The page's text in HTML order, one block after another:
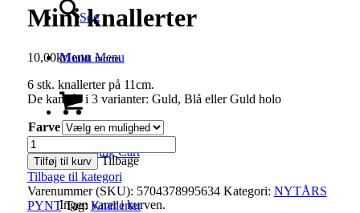
Søg
Menu Menu
0Shopping Cart
Ingen varer i kurven.
Mini knallerter
10,00kr. inkl. moms
6 stk. knallerter på 11cm.
De kan fås i 3 varianter: Guld, Blå eller Guld holo
Farve
Mini
knallerter
antal
Tilføj til kurv
Tilbage
Tilbage til kategori
Varenummer (SKU): 5704378995634 Kategori: NYTÅRS
PYNT Tag:Knallerter